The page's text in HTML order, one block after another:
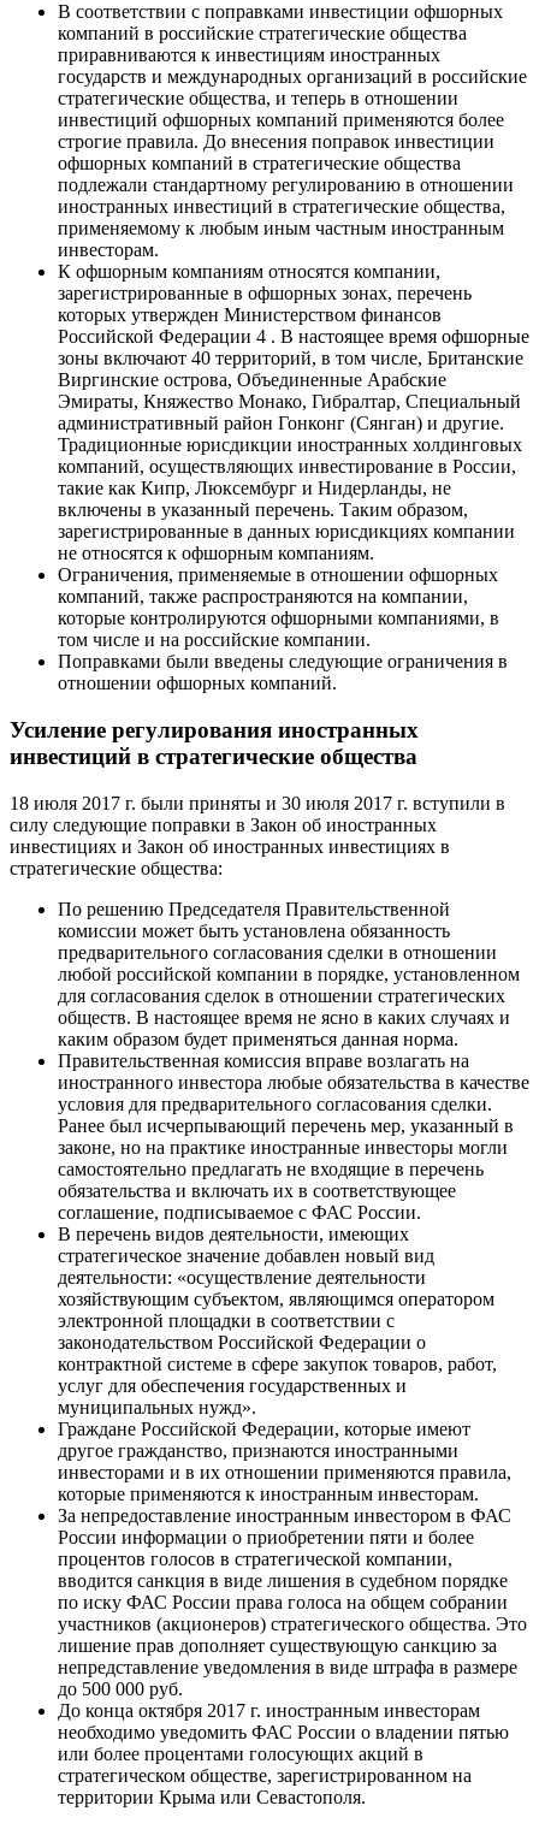
В соответствии с поправками инвестиции офшорных
компаний в российские стратегические общества
приравниваются к инвестициям иностранных
государств и международных организаций в российские
стратегические общества, и теперь в отношении
инвестиций офшорных компаний применяются более
строгие правила. До внесения поправок инвестиции
офшорных компаний в стратегические общества
подлежали стандартному регулированию в отношении
иностранных инвестиций в стратегические общества,
применяемому к любым иным частным иностранным
инвесторам.
К офшорным компаниям относятся компании,
зарегистрированные в офшорных зонах, перечень
которых утвержден Министерством финансов
Российской Федерации 4 . В настоящее время офшорные
зоны включают 40 территорий, в том числе, Британские
Виргинские острова, Объединенные Арабские
Эмираты, Княжество Монако, Гибралтар, Специальный
административный район Гонконг (Сянган) и другие.
Традиционные юрисдикции иностранных холдинговых
компаний, осуществляющих инвестирование в России,
такие как Кипр, Люксембург и Нидерланды, не
включены в указанный перечень. Таким образом,
зарегистрированные в данных юрисдикциях компании
не относятся к офшорным компаниям.
Ограничения, применяемые в отношении офшорных
компаний, также распространяются на компании,
которые контролируются офшорными компаниями, в
том числе и на российские компании.
Поправками были введены следующие ограничения в
отношении офшорных компаний.
Усиление регулирования иностранных
инвестиций в стратегические общества
18 июля 2017 г. были приняты и 30 июля 2017 г. вступили в
силу следующие поправки в Закон об иностранных
инвестициях и Закон об иностранных инвестициях в
стратегические общества:
По решению Председателя Правительственной
комиссии может быть установлена обязанность
предварительного согласования сделки в отношении
любой российской компании в порядке, установленном
для согласования сделок в отношении стратегических
обществ. В настоящее время не ясно в каких случаях и
каким образом будет применяться данная норма.
Правительственная комиссия вправе возлагать на
иностранного инвестора любые обязательства в качестве
условия для предварительного согласования сделки.
Ранее был исчерпывающий перечень мер, указанный в
законе, но на практике иностранные инвесторы могли
самостоятельно предлагать не входящие в перечень
обязательства и включать их в соответствующее
соглашение, подписываемое с ФАС России.
В перечень видов деятельности, имеющих
стратегическое значение добавлен новый вид
деятельности: «осуществление деятельности
хозяйствующим субъектом, являющимся оператором
электронной площадки в соответствии с
законодательством Российской Федерации о
контрактной системе в сфере закупок товаров, работ,
услуг для обеспечения государственных и
муниципальных нужд».
Граждане Российской Федерации, которые имеют
другое гражданство, признаются иностранными
инвесторами и в их отношении применяются правила,
которые применяются к иностранным инвесторам.
За непредоставление иностранным инвестором в ФАС
России информации о приобретении пяти и более
процентов голосов в стратегической компании,
вводится санкция в виде лишения в судебном порядке
по иску ФАС России права голоса на общем собрании
участников (акционеров) стратегического общества. Это
лишение прав дополняет существующую санкцию за
непредставление уведомления в виде штрафа в размере
до 500 000 руб.
До конца октября 2017 г. иностранным инвесторам
необходимо уведомить ФАС России о владении пятью
или более процентами голосующих акций в
стратегическом обществе, зарегистрированном на
территории Крыма или Севастополя.